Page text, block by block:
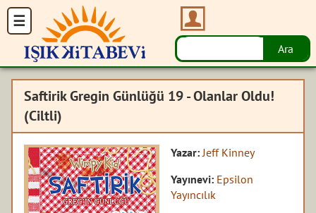
Saftirik Gregin Günlüğü 19 - Olanlar Oldu!
(Ciltli)
Yazar: Jeff Kinney
Yayınevi: Epsilon
Yayıncılık